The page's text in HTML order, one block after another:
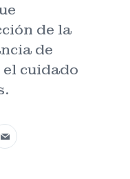
de la
de
cuidado